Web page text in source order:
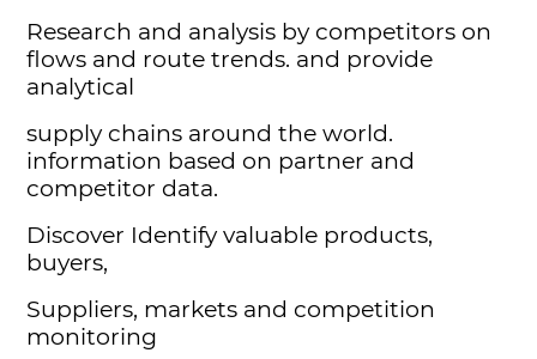
Research and analysis by competitors on
flows and route trends. and provide
analytical
supply chains around the world.
information based on partner and
competitor data.
Discover Identify valuable products,
buyers,
Suppliers, markets and competition
monitoring